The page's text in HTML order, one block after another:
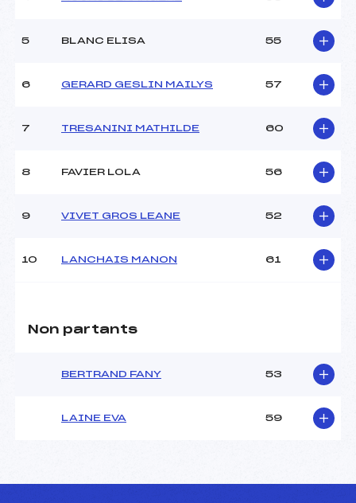
U20+SEN
5 BLANC ELISA 55
6 GERARD GESLIN MAILYS 57
7 TRESANINI MATHILDE 60
8 FAVIER LOLA 56
9 VIVET GROS LEANE 52
10 LANCHAIS MANON 61
Non partants
BERTRAND FANY 53
LAINE EVA 59